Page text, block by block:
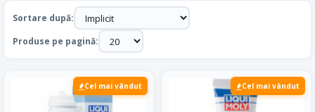
Sortare după:
Produse pe pagină:
Cel mai vândut Cel mai vândut